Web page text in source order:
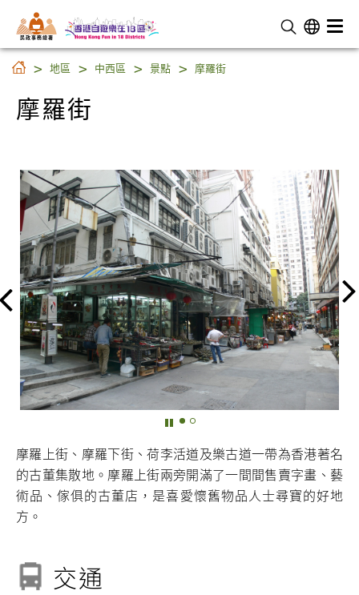
民 政 事 務 總 署
摩羅街
地區 中西區 景點 摩羅街
摩羅街
摩羅上街、摩羅下街、荷李活道及樂古道一帶為香港著名
的古董集散地。摩羅上街兩旁開滿了一間間售賣字畫、藝
術品、傢俱的古董店，是喜愛懷舊物品人士尋寶的好地
方。
交通